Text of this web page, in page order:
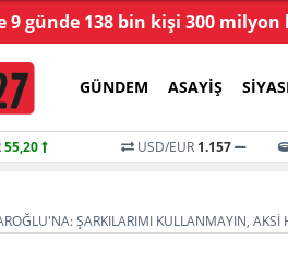
9 günde 138 bin kişi 300 milyon
GÜNDEM ASAYIŞ
55,20 USD/EUR 1.157
ŞARKILARIMI KULLANMAYIN, AKSI